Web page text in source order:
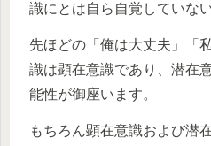
識にとは自ら自覚していな
先ほどの「俺は大丈夫」「
識は顕在意識であり、潜在
能性が御座います。
もちろん顕在意識および潜